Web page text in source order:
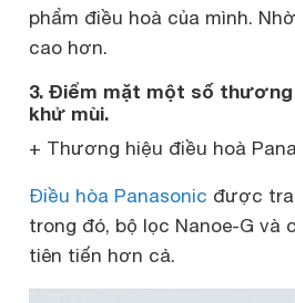
phẩm điều hoà của mình.
cao hơn.
3. Điểm mặt một số thương
khử mùi.
+ Thương hiệu điều hoà
Điều hòa Panasonic được
trong đó, bộ lọc Nanoe-G và
tiên tiến hơn cả.